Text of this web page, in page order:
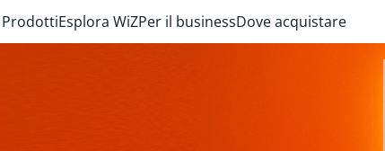
ProdottiEsplora WiZPer il businessDove acquistare